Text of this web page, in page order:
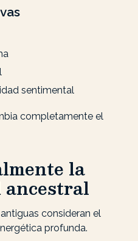
sentimental
completamente el
la
consideran el
profunda.